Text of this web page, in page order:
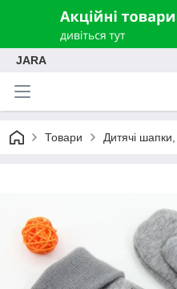
JARA
Товари Дитячі